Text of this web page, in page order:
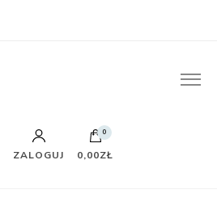
ZALOGUJ
0
0,00ZŁ